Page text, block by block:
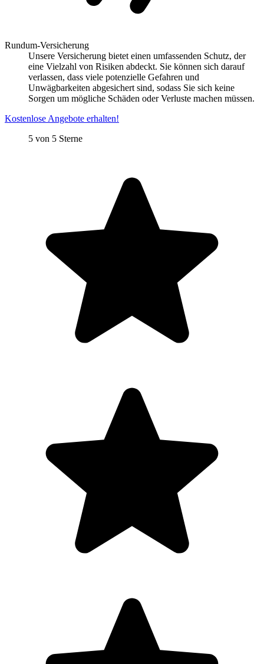
Rundum-Versicherung
Unsere Versicherung bietet einen umfassenden Schutz, der
eine Vielzahl von Risiken abdeckt. Sie können sich darauf
verlassen, dass viele potenzielle Gefahren und
Unwägbarkeiten abgesichert sind, sodass Sie sich keine
Sorgen um mögliche Schäden oder Verluste machen müssen.
Kostenlose Angebote erhalten!
5 von 5 Sterne